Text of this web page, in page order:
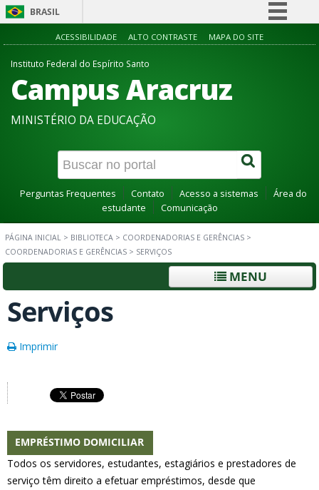
BRASIL
Simplifique!
Acesso à informação
Canais
ACESSIBILIDADE ALTO CONTRASTE MAPA DO SITE
Instituto Federal do Espírito Santo
Campus Aracruz
MINISTÉRIO DA EDUCAÇÃO
Perguntas Frequentes Contato Acesso a sistemas
Área do
estudante
Comunicação
PÁGINA INICIAL > BIBLIOTECA > COORDENADORIAS E GERÊNCIAS >
COORDENADORIAS E GERÊNCIAS > SERVIÇOS
MENU
Serviços
Imprimir
EMPRÉSTIMO DOMICILIAR
Todos os servidores, estudantes, estagiários e prestadores de
serviço têm direito a efetuar empréstimos, desde que